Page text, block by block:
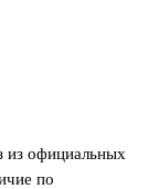
из официальных
по